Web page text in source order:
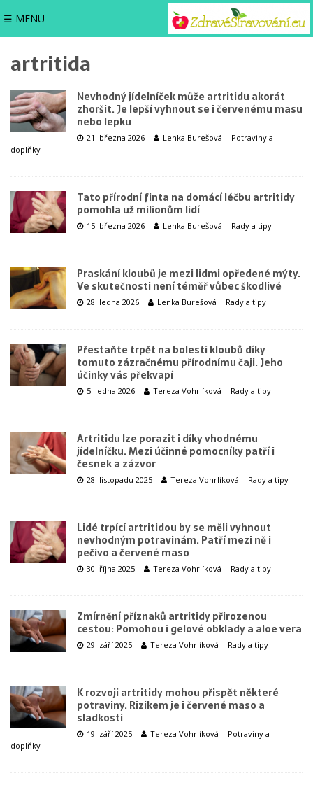
☰ MENU
artritida
Nevhodný jídelníček může artritidu akorát
zhoršit. Je lepší vyhnout se i červenému masu
nebo lepku
21. března 2026 Lenka Burešová
Potraviny a
doplňky
Tato přírodní finta na domácí léčbu artritidy
pomohla už milionům lidí
15. března 2026 Lenka Burešová Rady a tipy
Praskání kloubů je mezi lidmi opředené mýty.
Ve skutečnosti není téměř vůbec škodlivé
28. ledna 2026 Lenka Burešová Rady a tipy
Přestaňte trpět na bolesti kloubů díky
tomuto zázračnému přírodnímu čaji. Jeho
účinky vás překvapí
5. ledna 2026 Tereza Vohrlíková Rady a tipy
Artritidu lze porazit i díky vhodnému
jídelníčku. Mezi účinné pomocníky patří i
česnek a zázvor
28. listopadu 2025 Tereza Vohrlíková Rady a tipy
Lidé trpící artritidou by se měli vyhnout
nevhodným potravinám. Patří mezi ně i
pečivo a červené maso
30. října 2025 Tereza Vohrlíková Rady a tipy
Zmírnění příznaků artritidy přirozenou
cestou: Pomohou i gelové obklady a aloe vera
29. září 2025 Tereza Vohrlíková Rady a tipy
K rozvoji artritidy mohou přispět některé
potraviny. Rizikem je i červené maso a
sladkosti
19. září 2025 Tereza Vohrlíková
Potraviny a
doplňky